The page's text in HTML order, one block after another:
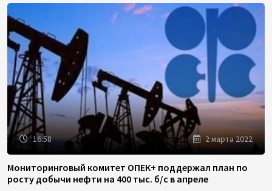
16:58 2 марта 2022
Мониторинговый комитет ОПЕК+ поддержал план по
росту добычи нефти на 400 тыс. б/с в апреле